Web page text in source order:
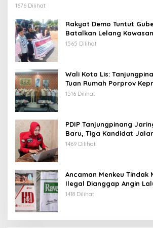
1676 Dilihat
Rakyat Demo Tuntut
Batalkan Lelang
1565 Dilihat
Wali Kota Lis:
Tuan Rumah Porprov
1516 Dilihat
PDIP Tanjungpinang
Baru, Tiga Kandidat
Daring
1469 Dilihat
Ancaman Menkeu Tindak
Ilegal Dianggap Angin
Tanjungpinang
1418 Dilihat